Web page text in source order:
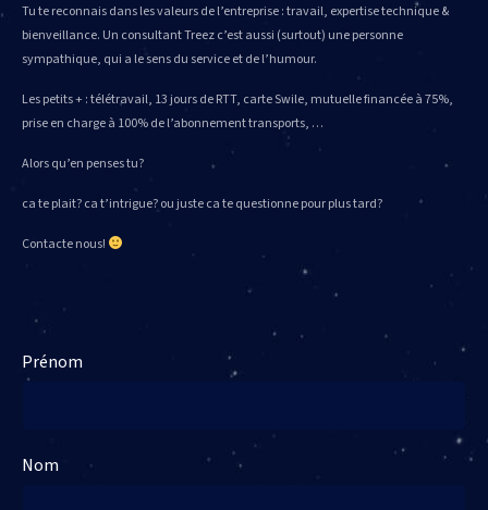
Tu te reconnais dans les valeurs de l’entreprise : travail, expertise technique &
bienveillance. Un consultant Treez c’est aussi (surtout) une personne
sympathique, qui a le sens du service et de l’humour.
Les petits + : télétravail, 13 jours de RTT, carte Swile, mutuelle financée à 75%,
prise en charge à 100% de l’abonnement transports, …
Alors qu’en penses tu?
ca te plait? ca t’intrigue? ou juste ca te questionne pour plus tard?
Contacte nous!
Prénom
Nom